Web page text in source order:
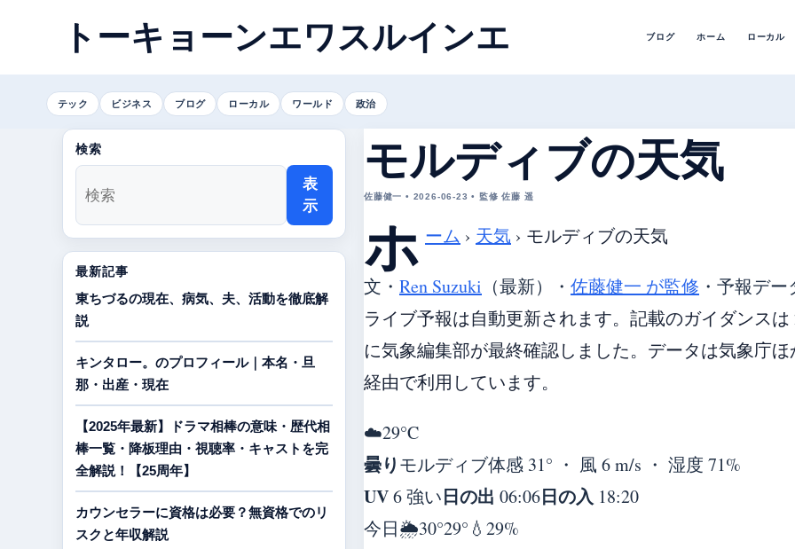
トーキョーンエワスルインエ ブログ ホーム ローカル
テック ビジネス ブログ ローカル ワールド 政治
モルディブの天気
佐藤健一 • 2026-06-23 • 監修 佐藤 遥
ホ ーム › 天気 › モルディブの天気
文・ Ren Suzuki （最新） ・ 佐藤健一 が監修 ・ 予報デー
ライブ予報は自動更新されます。記載のガイダンスは
に気象編集部が最終確認しました。データは気象庁
経由で利用しています。
☁️29°C
曇りモルディブ体感 31° ・ 風 6 m/s ・ 湿度 71%
UV6 強い日の出 06:06日の入 18:20
今日🌦️30°29° 💧29%
検索
表
示
最新記事
東ちづるの現在、病気、夫、活動を徹底解
説
キンタロー。のプロフィール｜本名・旦
那・出産・現在
【2025年最新】ドラマ相棒の意味・歴代相
棒一覧・降板理由・視聴率・キャストを完
全解説！【25周年】
カウンセラーに資格は必要？無資格でのリ
スクと年収解説